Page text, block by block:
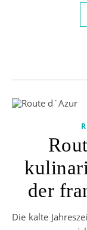
der
Die kalte Jahreszeit liegt endlich hinter uns, war aber lange